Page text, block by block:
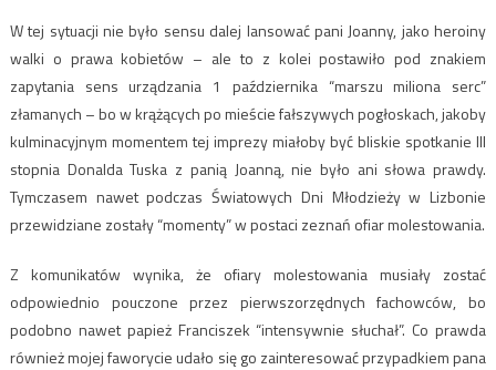
W tej sytuacji nie było sensu dalej lansować pani Joanny, jako heroiny
walki o prawa kobietów – ale to z kolei postawiło pod znakiem
zapytania sens urządzania 1 października “marszu miliona serc”
złamanych – bo w krążących po mieście fałszywych pogłoskach, jakoby
kulminacyjnym momentem tej imprezy miałoby być bliskie spotkanie III
stopnia Donalda Tuska z panią Joanną, nie było ani słowa prawdy.
Tymczasem nawet podczas Światowych Dni Młodzieży w Lizbonie
przewidziane zostały “momenty” w postaci zeznań ofiar molestowania.
Z komunikatów wynika, że ofiary molestowania musiały zostać
odpowiednio pouczone przez pierwszorzędnych fachowców, bo
podobno nawet papież Franciszek “intensywnie słuchał”. Co prawda
również mojej faworycie udało się go zainteresować przypadkiem pana